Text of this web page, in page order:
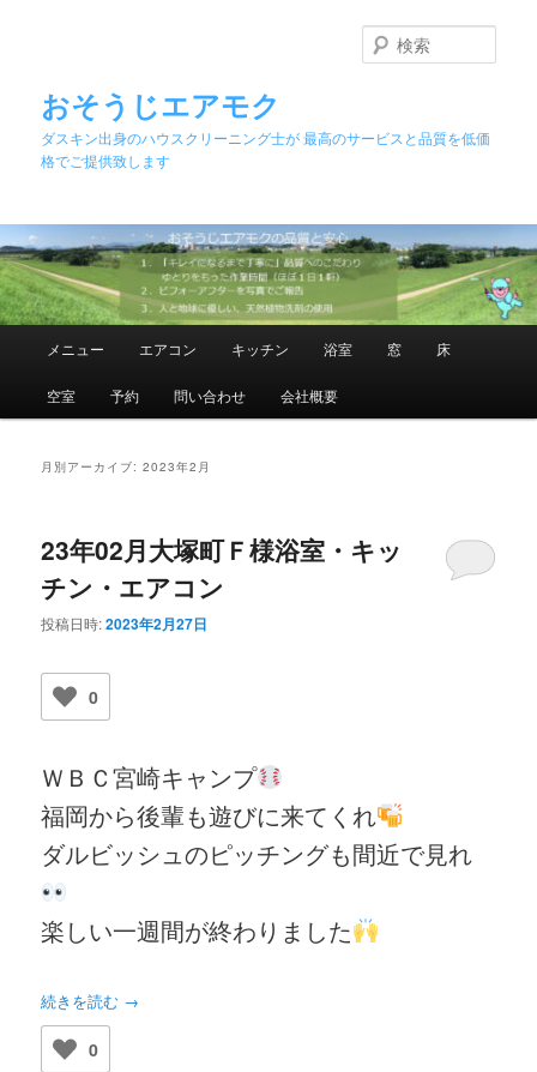
移
動
動
おそうじエアモク
ダスキン出身のハウスクリーニング士が 最高のサービスと品質を低価
格でご提供致します
索
メ
メニュー エアコン キッチン 浴室 窓 床
空室 予約 問い合わせ 会社概要
月別アーカイブ:2023年2月
23年02月大塚町Ｆ様浴室・キッ
チン・エアコン
投稿日時:2023年2月27日
0
ＷＢＣ宮崎キャンプ
福岡から後輩も遊びに来てくれ
ダルビッシュのピッチングも間近で見れ
楽しい一週間が終わりました
続きを読む →
0